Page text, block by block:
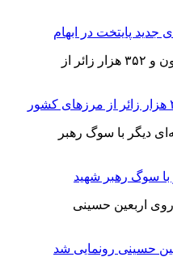
پایتخت در ابهام
حسینی رونمایی شد